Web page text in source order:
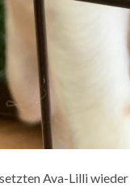
Ava-Lilli